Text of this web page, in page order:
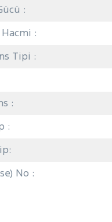
:
:
Tipi :
:
:
No :